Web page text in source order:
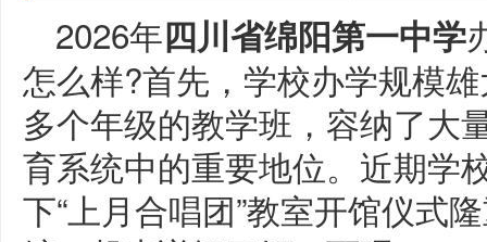
2026年四川省绵阳第一中学
怎么样?首先，学校办学规模
多个年级的教学班，容纳了大
育系统中的重要地位。近期学
下“上月合唱团”教室开馆仪式